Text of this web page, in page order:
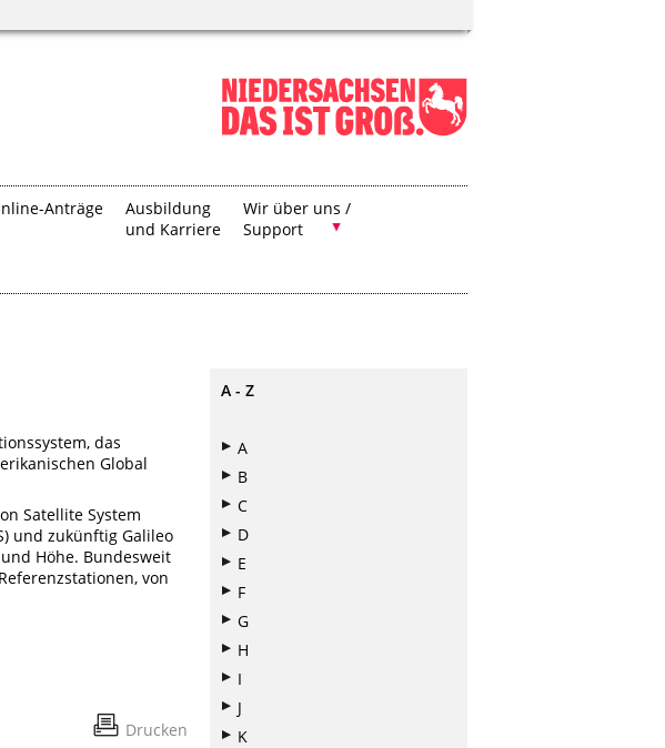
Anträge
Ausbildung
und Karriere
Wir über uns /
Support
das
Global
Satellite System
und zukünftig Galileo
Höhe. Bundesweit
von
Drucken
A - Z
A
B
C
D
E
F
G
H
I
J
K